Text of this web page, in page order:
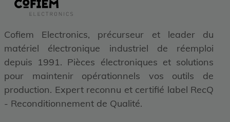
Cofiem Electronics, précurseur et leader du
matériel électronique industriel de réemploi
depuis 1991. Pièces électroniques et solutions
pour maintenir opérationnels vos outils de
production. Expert reconnu et certifié label RecQ
- Reconditionnement de Qualité.